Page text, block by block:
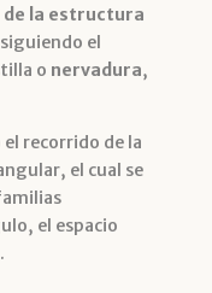
la estructura
el
o nervadura,
recorrido de la
el cual se
el espacio